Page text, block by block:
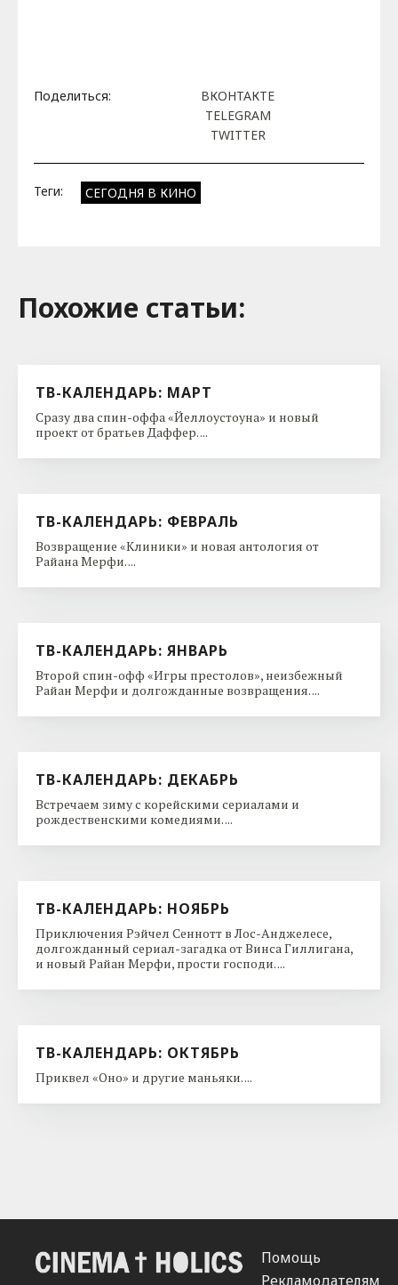
Поделиться:
ВКОНТАКТЕ
TELEGRAM
TWITTER
Теги: СЕГОДНЯ В КИНО
Похожие cтатьи:
ТВ-КАЛЕНДАРЬ: МАРТ
Сразу два спин-оффа «Йеллоустоуна» и новый
проект от братьев Даффер. ...
ТВ-КАЛЕНДАРЬ: ФЕВРАЛЬ
Возвращение «Клиники» и новая антология от
Райана Мерфи. ...
ТВ-КАЛЕНДАРЬ: ЯНВАРЬ
Второй спин-офф «Игры престолов», неизбежный
Райан Мерфи и долгожданные возвращения. ...
ТВ-КАЛЕНДАРЬ: ДЕКАБРЬ
Встречаем зиму с корейскими сериалами и
рождественскими комедиями. ...
ТВ-КАЛЕНДАРЬ: НОЯБРЬ
Приключения Рэйчел Сеннотт в Лос-Анджелесе,
долгожданный сериал-загадка от Винса Гиллигана,
и новый Райан Мерфи, прости господи. ...
ТВ-КАЛЕНДАРЬ: ОКТЯБРЬ
Приквел «Оно» и другие маньяки. ...
Помощь
Рекламодателям